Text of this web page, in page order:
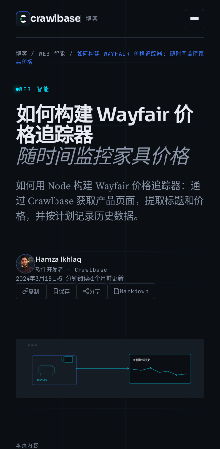
crawlbase 博客
博客 / WEB 智能 /
如何构建 WAYFAIR 价格追踪器: 随时间监控家
具价格
WEB 智能
如何构建 Wayfair 价
格追踪器
随时间监控家具价格
如何用 Node 构建 Wayfair 价格追踪器：通
过 Crawlbase 获取产品页面，提取标题和价
格，并按计划记录历史数据。
HI
Hamza Ikhlaq
软件开发者 · Crawlbase
2024年3月18日 5 分钟阅读 1个月前更新
复制 保存 分享 Markdown
本页内容